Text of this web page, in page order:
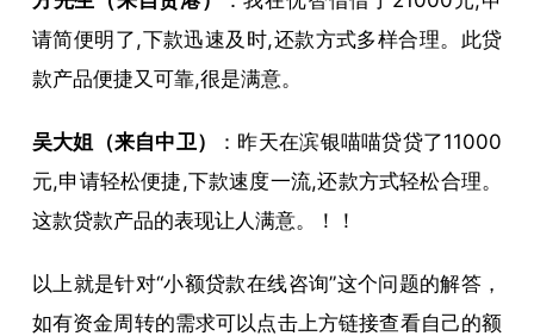
请简便明了,下款迅速及时,还款方式多样合理。此贷
款产品便捷又可靠,很是满意。
吴大姐（来自中卫）
：昨天在滨银喵喵贷贷了11000
元,申请轻松便捷,下款速度一流,还款方式轻松合理。
这款贷款产品的表现让人满意。！！
以上就是针对“小额贷款在线咨询”这个问题的解答，
如有资金周转的需求可以点击上方链接查看自己的额